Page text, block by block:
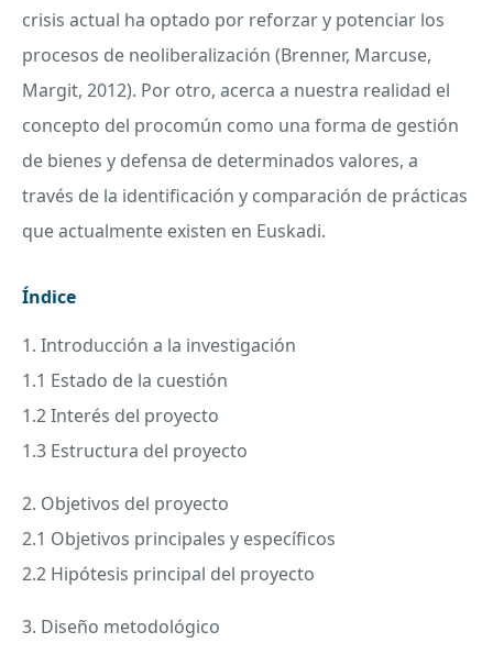
crisis actual ha optado por reforzar y potenciar los
procesos de neoliberalización (Brenner, Marcuse,
Margit, 2012). Por otro, acerca a nuestra realidad el
concepto del procomún como una forma de gestión
de bienes y defensa de determinados valores, a
través de la identificación y comparación de prácticas
que actualmente existen en Euskadi.
Índice
1. Introducción a la investigación
1.1 Estado de la cuestión
1.2 Interés del proyecto
1.3 Estructura del proyecto
2. Objetivos del proyecto
2.1 Objetivos principales y específicos
2.2 Hipótesis principal del proyecto
3. Diseño metodológico